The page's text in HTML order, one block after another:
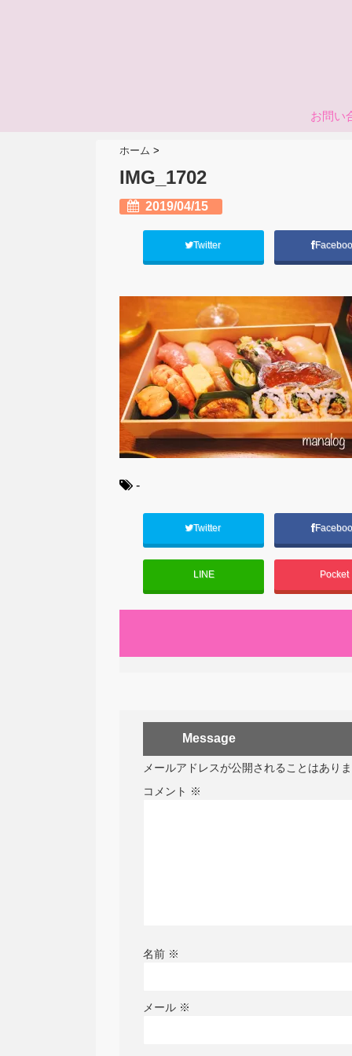
お問い
ホーム >
IMG_1702
2019/04/15
Twitter
-
Twitter
LINE Pocket
Message
メールアドレスが公開されることはあり
コメント ※
名前 ※
メール ※